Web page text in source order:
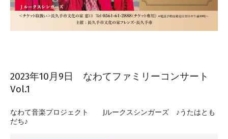
2023年10月9日 なわてファミリーコンサート
Vol.1
08-
15
なわて音楽プロジェクト Jルークスシンガーズ ♪うたはとも
だち♪